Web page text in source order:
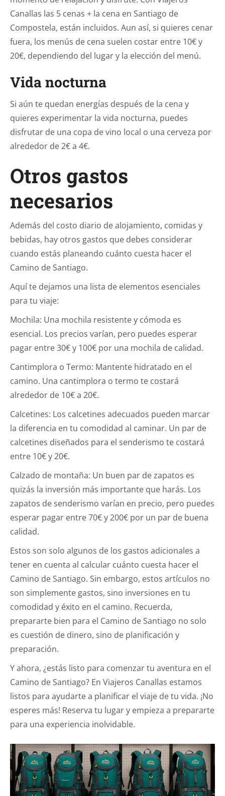
Canallas las 5 cenas + la cena en Santiago de
Compostela, están incluidos. Aun así, si quieres cenar
fuera, los menús de cena suelen costar entre 10€ y
20€, dependiendo del lugar y la elección del menú.
Vida nocturna
Si aún te quedan energías después de la cena y
quieres experimentar la vida nocturna, puedes
disfrutar de una copa de vino local o una cerveza por
alrededor de 2€ a 4€.
Otros gastos
necesarios
Además del costo diario de alojamiento, comidas y
bebidas, hay otros gastos que debes considerar
cuando estás planeando cuánto cuesta hacer el
Camino de Santiago.
Aquí te dejamos una lista de elementos esenciales
para tu viaje:
Mochila: Una mochila resistente y cómoda es
esencial. Los precios varían, pero puedes esperar
pagar entre 30€ y 100€ por una mochila de calidad.
Cantimplora o Termo: Mantente hidratado en el
camino. Una cantimplora o termo te costará
alrededor de 10€ a 20€.
Calcetines: Los calcetines adecuados pueden marcar
la diferencia en tu comodidad al caminar. Un par de
calcetines diseñados para el senderismo te costará
entre 10€ y 20€.
Calzado de montaña: Un buen par de zapatos es
quizás la inversión más importante que harás. Los
zapatos de senderismo varían en precio, pero puedes
esperar pagar entre 70€ y 200€ por un par de buena
calidad.
Estos son solo algunos de los gastos adicionales a
tener en cuenta al calcular cuánto cuesta hacer el
Camino de Santiago. Sin embargo, estos artículos no
son simplemente gastos, sino inversiones en tu
comodidad y éxito en el camino. Recuerda,
prepararte bien para el Camino de Santiago no solo
es cuestión de dinero, sino de planificación y
preparación.
Y ahora, ¿estás listo para comenzar tu aventura en el
Camino de Santiago? En Viajeros Canallas estamos
listos para ayudarte a planificar el viaje de tu vida. ¡No
esperes más! Reserva tu lugar y empieza a prepararte
para una experiencia inolvidable.